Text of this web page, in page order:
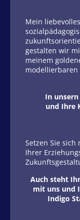
Mein
gestalten wir
meinem
modellierbaren
In
und Ihre
Setzen Sie
Ihrer
Auch steht
mit uns und
Indigo